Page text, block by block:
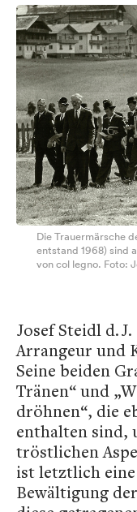
Die Trauermärsche
entstand 1968) sind
von col legno. Foto:
Josef Steidl d.
Arrangeur und
Seine beiden
Tränen“ und
dröhnen“, die
enthalten sind,
tröstlichen
ist letztlich
Bewältigung